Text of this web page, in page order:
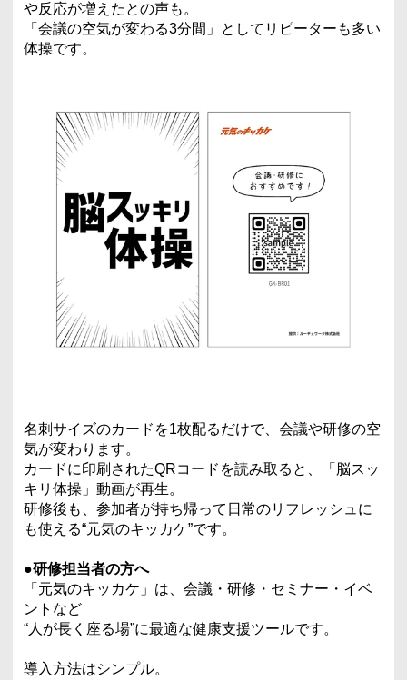
や反応が増えたとの声も。
「会議の空気が変わる3分間」としてリピーターも多い
体操です。
名刺サイズのカードを1枚配るだけで、会議や研修の空
気が変わります。
カードに印刷されたQRコードを読み取ると、「脳スッ
キリ体操」動画が再生。
研修後も、参加者が持ち帰って日常のリフレッシュに
も使える“元気のキッカケ”です。
●研修担当者の方へ
「元気のキッカケ」は、会議・研修・セミナー・イベ
ントなど
“人が長く座る場”に最適な健康支援ツールです。
導入方法はシンプル。